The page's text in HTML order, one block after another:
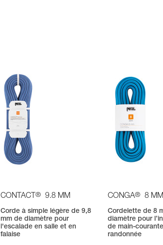
CONTACT® 9.8 MM
Corde à simple légère de 9,8
mm de diamètre pour
l'escalade en salle et en
falaise
CONGA® 8 MM
Cordelette de 8
diamètre pour
de main-
randonnée